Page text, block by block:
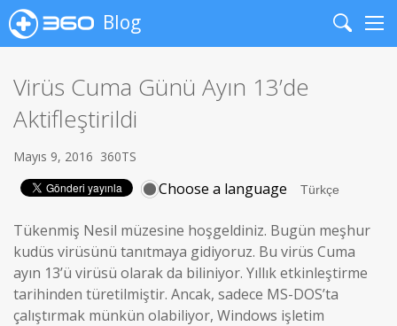
Blog
Search
Virüs Cuma Günü Ayın 13’de
Aktifleştirildi
Mayıs 9, 2016 360TS
Choose a language
Tükenmiş Nesil müzesine hoşgeldiniz. Bugün meşhur
kudüs virüsünü tanıtmaya gidiyoruz. Bu virüs Cuma
ayın 13’ü virüsü olarak da biliniyor. Yıllık etkinleştirme
tarihinden türetilmiştir. Ancak, sadece MS-DOS’ta
çalıştırmak münkün olabiliyor, Windows işletim